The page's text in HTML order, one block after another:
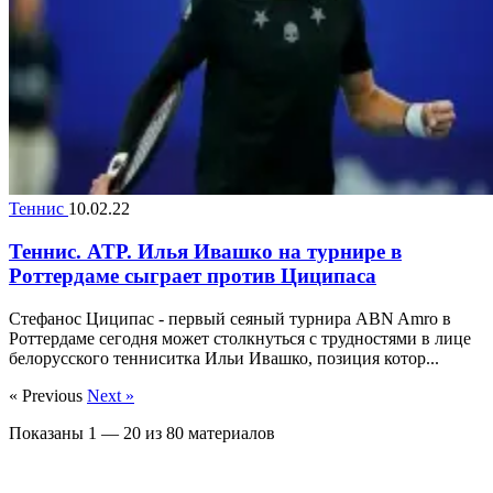
Теннис 10.02.22
Теннис. ATP. Илья Ивашко на турнире в
Роттердаме сыграет против Циципаса
Стефанос Циципас - первый сеяный турнира ABN Amro в
Роттердаме сегодня может столкнуться с трудностями в лице
белорусского тенниситка Ильи Ивашко, позиция котор...
« Previous Next »
Показаны 1 — 20 из 80 материалов